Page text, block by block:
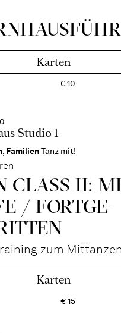
Karten
€10
Studio 1
, FamilienTanz mit!
CLASS II:
/ FORT­GE­
zum Mittanzen
Karten
€15